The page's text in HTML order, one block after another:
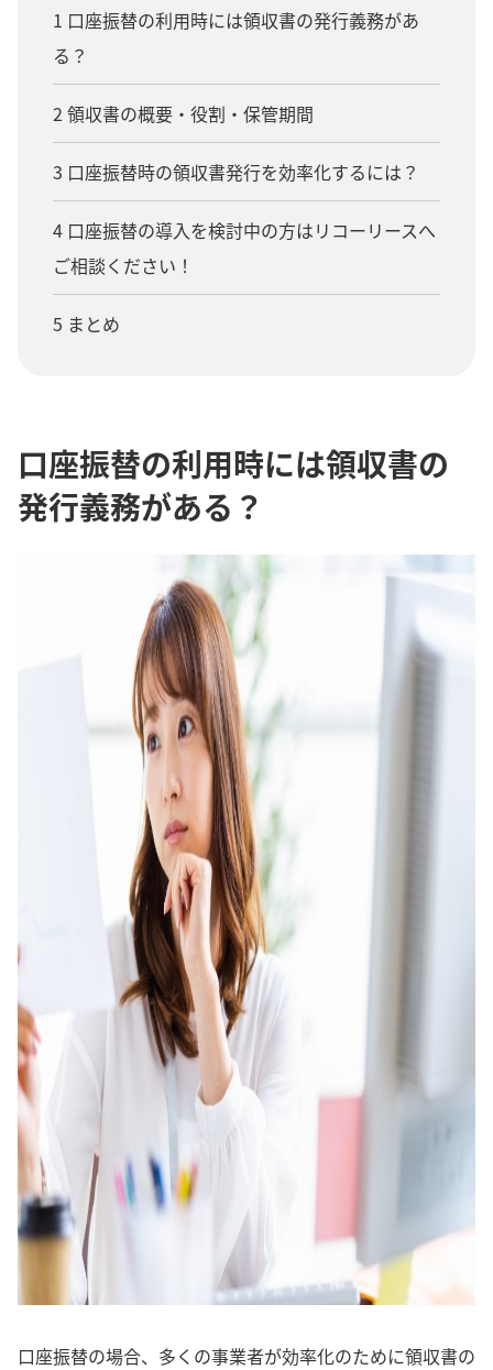
1 口座振替の利用時には領収書の発行義務があ
る？
2 領収書の概要・役割・保管期間
3 口座振替時の領収書発行を効率化するには？
4 口座振替の導入を検討中の方はリコーリースへ
ご相談ください！
5 まとめ
口座振替の利用時には領収書の
発行義務がある？
口座振替の場合、多くの事業者が効率化のために領収書の